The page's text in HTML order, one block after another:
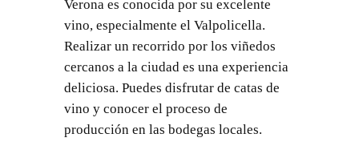
Verona es conocida por su excelente
vino, especialmente el Valpolicella.
Realizar un recorrido por los viñedos
cercanos a la ciudad es una experiencia
deliciosa. Puedes disfrutar de catas de
vino y conocer el proceso de
producción en las bodegas locales.